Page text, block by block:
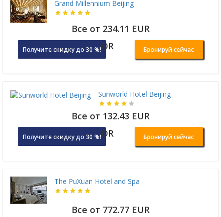
Grand Millennium Beijing
Все от 234.11 EUR
Получите скидку до 30 %!OR Бронируй сейчас
Sunworld Hotel Beijing
Все от 132.43 EUR
Получите скидку до 30 %!OR Бронируй сейчас
The PuXuan Hotel and Spa
Все от 772.77 EUR